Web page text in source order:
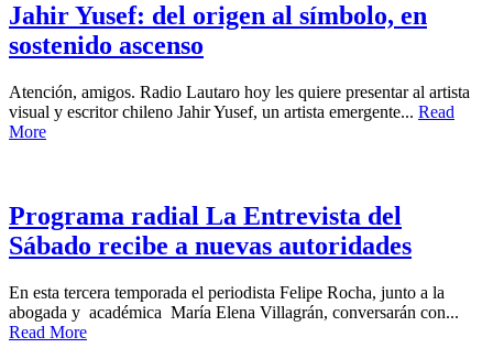
Jahir Yusef: del origen al símbolo, en
sostenido ascenso
Atención, amigos. Radio Lautaro hoy les quiere presentar al artista
visual y escritor chileno Jahir Yusef, un artista emergente... Read
More
Programa radial La Entrevista del
Sábado recibe a nuevas autoridades
En esta tercera temporada el periodista Felipe Rocha, junto a la
abogada y académica María Elena Villagrán, conversarán con...
Read More